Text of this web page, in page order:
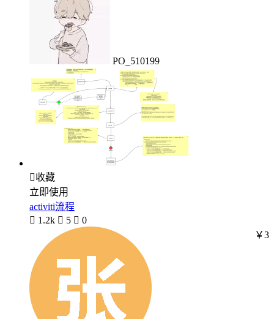
PO_510199
收藏
立即使用
activiti流程
 1.2k  5  0
￥3